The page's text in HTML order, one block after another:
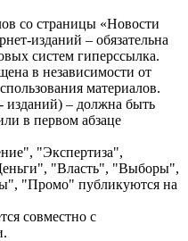
со страницы «Новости
изданий – обязательна
систем гиперссылка.
в независимости от
материалов.
изданий) – должна быть
в первом абзаце
"Экспертиза",
"Власть", "Выборы",
"Промо" публикуются на
совместно с